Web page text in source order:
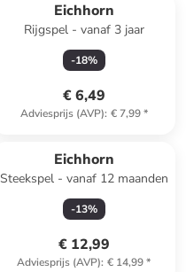
Eichhorn
Rijgspel - vanaf 3 jaar
-18%
€ 6,49
Adviesprijs (AVP): € 7,99*
Eichhorn
Steekspel - vanaf 12 maanden
-13%
€ 12,99
Adviesprijs (AVP): € 14,99*